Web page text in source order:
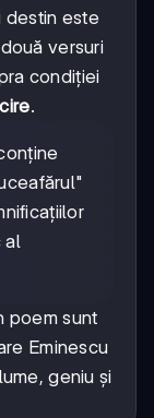
destin este
versuri
condiției
.
al
poem sunt
Eminescu
geniu și